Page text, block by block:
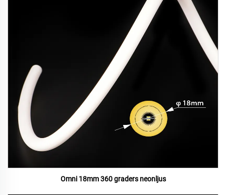
Omni 18mm 360 graders neonljus